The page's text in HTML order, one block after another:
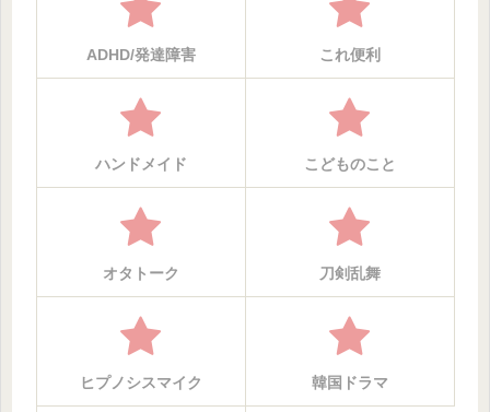
ADHD/発達障害 これ便利
ハンドメイド こどものこと
オタトーク 刀剣乱舞
ヒプノシスマイク 韓国ドラマ